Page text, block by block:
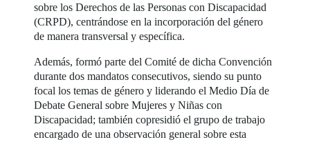
sobre los Derechos de las Personas con Discapacidad
(CRPD), centrándose en la incorporación del género
de manera transversal y específica.
Además, formó parte del Comité de dicha Convención
durante dos mandatos consecutivos, siendo su punto
focal los temas de género y liderando el Medio Día de
Debate General sobre Mujeres y Niñas con
Discapacidad; también copresidió el grupo de trabajo
encargado de una observación general sobre esta